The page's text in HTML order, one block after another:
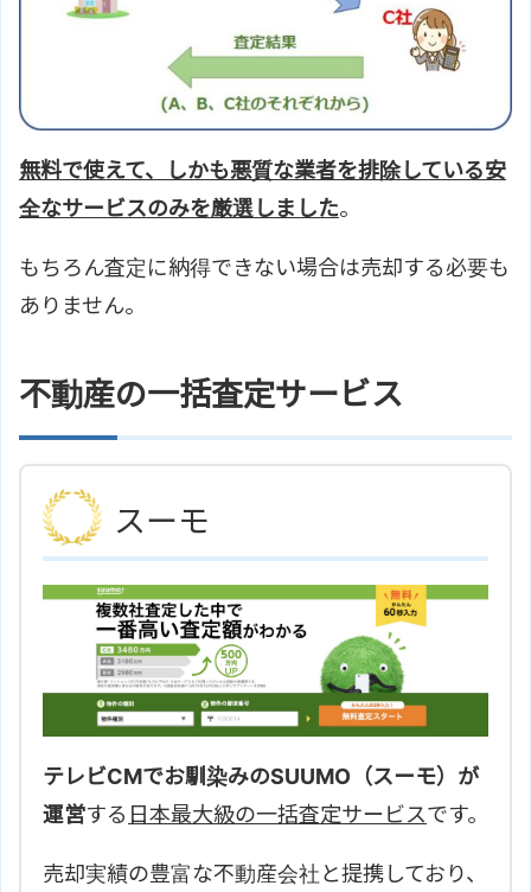
無料で使えて、しかも悪質な業者を排除している安
全なサービスのみを厳選しました。
もちろん査定に納得できない場合は売却する必要も
ありません。
不動産の一括査定サービス
スーモ
テレビCMでお馴染みのSUUMO（スーモ）が
運営する 日本最大級の一括査定サービスです。
売却実績の豊富な不動産会社と提携しており、